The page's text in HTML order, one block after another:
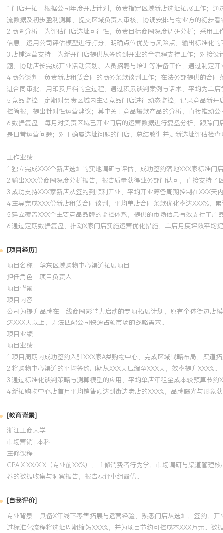
1.门店开拓：根据公司年度开店计划，负责指定区域新店选址拓展工作；
流数据及初步盈利测算，提交区域负责人审核；协调安排与物业方的初步
2.商圈分析：为评估门店选址可行性，负责目标商圈深度调研分析；采用
信息；运用公司评估模型进行打分，明确点位优势与风险点；输出标准化
3.店铺运营支持：为新开门店提供从签约到开业的全流程支持工作；对接
题；协助店长完成开业活动策划、人员招聘与培训等准备工作；通过制定
4.商务谈判：负责新店租赁合同的商务条款谈判工作；在法务部提供的合
进合同审批、用印及归档的全过程；通过积累谈判案例与话术，平均为单
5.竞品监控：定期对负责区域内主要竞品门店进行动态监控；记录竞品新
控简报，提出针对性运营建议；其中关于竞品爆款产品的分析，直接推动
6.数据复盘：每月对负责区域已开业门店的运营数据进行复盘分析；跟踪
是日常运营问题；对于确属选址问题的门店，总结教训并更新选址评估检
工作业绩：
1.独立完成XXX个新店选址的实地调研与评估，成功签约落地XXX家标准门
2.输出XXX份商圈深度分析报告，报告质量获得业务部门认可，直接支持了
3.成功支持XXX家新店从签约到顺利开业，平均开业筹备周期控制在XXX天
4.主导完成XXX份新店租赁合同谈判，平均单店合同条款优化率达XXX%，
5.建立覆盖XXX个主要竞品品牌的监控体系，提供的市场信息有效支持了产
6.通过定期数据复盘，推动X家门店实施运营优化措施，单店月度坪效平均
[项目经历]
项目名称：华东区域购物中心渠道拓展项目
担任角色： 项目负责人
项目背景：
项目内容：
公司为提升品牌在一线商圈影响力启动的专项拓展计划，原有个体街边店
达XXX天以上，无法匹配公司快速占领市场的战略需求。
项目业绩：
项目业绩：
1.项目周期内成功签约入驻XXX家A类购物中心，完成区域战略布局，渠道
2.将购物中心渠道的平均签约周期从XXX天压缩至XXX天，效率提升XXX%。
3.通过标准化谈判策略与测算模型的应用，平均单店年租金成本较预算节约
4.新拓购物中心店首月平均销售额达到街边老店的XXX%，品牌曝光与形象
[教育背景]
浙江工商大学
市场营销 | 本科
主修课程：
GPA X.XX/X.X（专业前XX%），主修消费者行为学、市场调研与渠道管理
卷的数据收集与洞察报告，报告获评小组最优。
[自我评价]
专业背景：具备X年线下零售拓展与运营经验，熟悉门店从选址、签约、
过标准化流程将选址周期缩短XXX%，并为项目节约可控成本XXX万元。